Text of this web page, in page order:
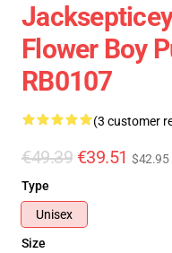
Flower Boy
RB0107
(3 customer
€49.39 €39.51 $42.95
Type
Unisex
Size